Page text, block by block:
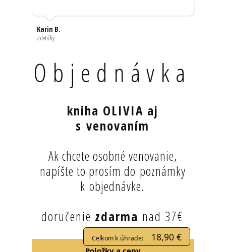
Karin B.
2 detičky
Objednávka
kniha OLIVIA aj
s venovaním
Ak chcete osobné venovanie,
napíšte to prosím do poznámky
k objednávke.
doručenie zdarma nad 37€
Celkom k úhrade: 18,90 €